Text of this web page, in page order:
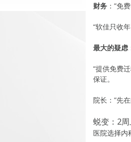
财务 ：”免
“软佳只收
最大的疑虑
“提供免费
保证。
院长：”先
蜕变：2
医院选择内